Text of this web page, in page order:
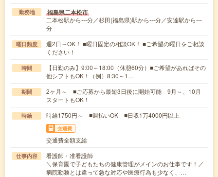
勤務地 福島県二本松市
二本松駅から---分／杉田(福島県)駅から---分／安達駅から---
分
曜日頻度
週2日～OK！ ■曜日固定の相談OK！ ■ご希望の曜日をご相談
ください！
時間
【日勤のみ】9:00～18:00（休憩60分）■ご希望があればその
他シフトもOK！（例）8:30～1…
期間
2ヶ月～ ■ご応募から最短3日後に開始可能 9月～、10月
スタートもOK！
時給 時給1750円～ ■週払いOK ■日収1万4000円以上
交通費
交通費全額支給
仕事内容
看護師・准看護師
＼保育園で子どもたちの健康管理がメインのお仕事です！／
病院勤務とは違って急な対応や医療行為も少なく、…